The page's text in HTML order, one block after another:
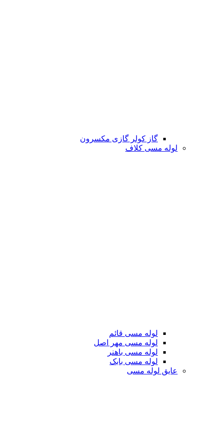
گاز کولر گازی مکسرون
لوله مسی کلاف
لوله مسی قائم
لوله مسی مهر اصل
لوله مسی باهنر
لوله مسی بابک
عایق لوله مسی